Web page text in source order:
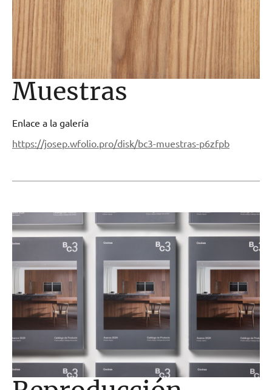
Muestras
Enlace a la galería
https://josep.wfolio.pro/disk/bc3-muestras-p6zfpb